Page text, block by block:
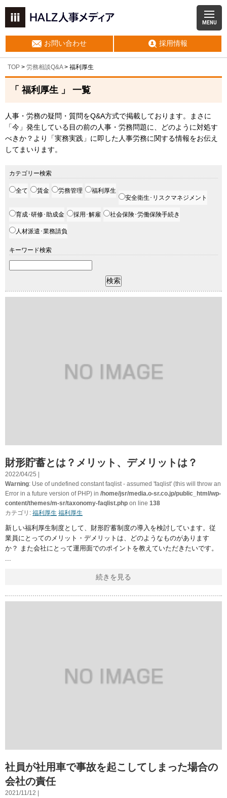
MENU
お問い合わせ 採用情報
TOP > 労務相談Q&A> 福利厚生
「 福利厚生 」 一覧
人事・労務の疑問・質問をQ&A方式で掲載しております。まさに
「今」発生している目の前の人事・労務問題に、どのように対処す
べきか？より「実務実践」に即した人事労務に関する情報をお伝え
してまいります。
カテゴリー検索
全て 賃金 労務管理
福利厚生
安全衛生･リスクマネジメント
育成･研修･助成金 採用･解雇 社会保険･労働保険手続き
人材派遣･業務請負
キーワード検索
財形貯蓄とは？メリット、デメリットは？
2022/04/25 |
Warning: Use of undefined constant faqlist - assumed 'faqlist' (this will throw an
Error in a future version of PHP) in /home/jsr/media.o-sr.co.jp/public_html/wp-
content/themes/m-sr/taxonomy-faqlist.php on line 138
カテゴリ: 福利厚生 福利厚生
新しい福利厚生制度として、財形貯蓄制度の導入を検討しています。従
業員にとってのメリット・デメリットは、どのようなものがあります
か？ また会社にとって運用面でのポイントを教えていただきたいです。
続きを見る
社員が社用車で事故を起こしてしまった場合の
会社の責任
2021/11/12 |